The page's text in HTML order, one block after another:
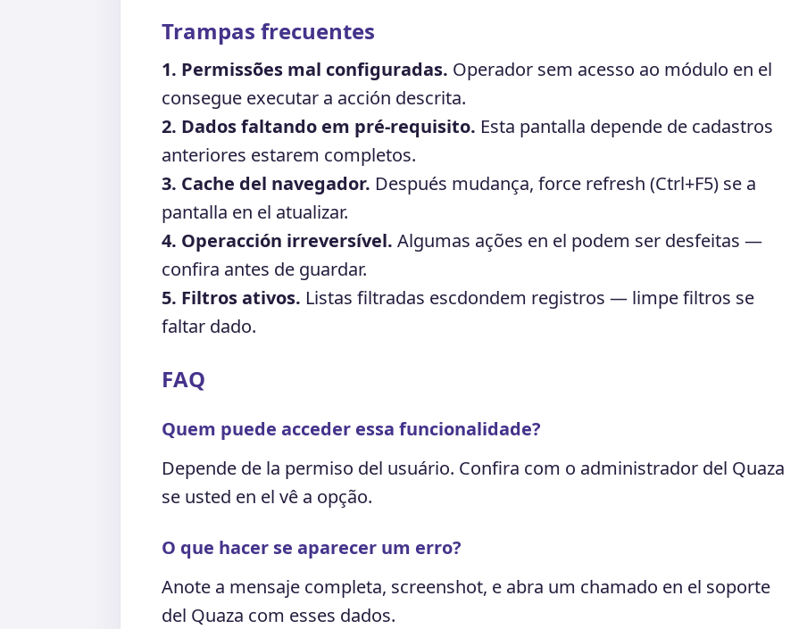
Trampas frecuentes
1. Permissões mal configuradas. Operador sem acesso ao módulo en el
consegue executar a acción descrita.
2. Dados faltando em pré-requisito. Esta pantalla depende de cadastros
anteriores estarem completos.
3. Cache del navegador. Después mudança, force refresh (Ctrl+F5) se a
pantalla en el atualizar.
4. Operacción irreversível. Algumas ações en el podem ser desfeitas —
confira antes de guardar.
5. Filtros ativos. Listas filtradas escdondem registros — limpe filtros se
faltar dado.
FAQ
Quem puede acceder essa funcionalidade?
Depende de la permiso del usuário. Confira com o administrador del Quaza
se usted en el vê a opção.
O que hacer se aparecer um erro?
Anote a mensaje completa, screenshot, e abra um chamado en el soporte
del Quaza com esses dados.